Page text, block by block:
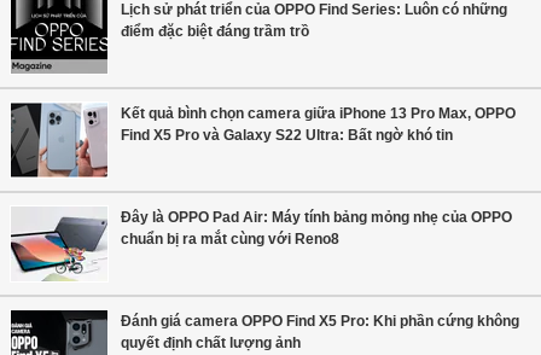
Lịch sử phát triển của OPPO Find Series: Luôn có những
điểm đặc biệt đáng trầm trồ
Kết quả bình chọn camera giữa iPhone 13 Pro Max, OPPO
Find X5 Pro và Galaxy S22 Ultra: Bất ngờ khó tin
Đây là OPPO Pad Air: Máy tính bảng mỏng nhẹ của OPPO
chuẩn bị ra mắt cùng với Reno8
Đánh giá camera OPPO Find X5 Pro: Khi phần cứng không
quyết định chất lượng ảnh